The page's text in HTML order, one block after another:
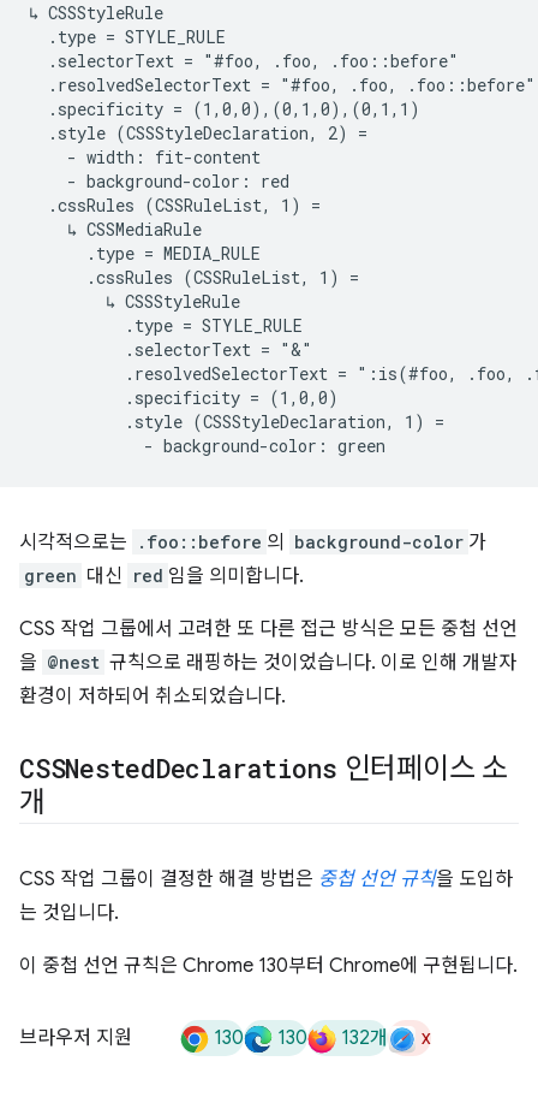
↳ CSSStyleRule
  .type = STYLE_RULE
  .selectorText = "#foo, .foo, .foo::before"
  .resolvedSelectorText = "#foo, .foo, .foo::before"
  .specificity = (1,0,0),(0,1,0),(0,1,1)
  .style (CSSStyleDeclaration, 2) =
    - width: fit-content
    - background-color: red
  .cssRules (CSSRuleList, 1) =
    ↳ CSSMediaRule
      .type = MEDIA_RULE
      .cssRules (CSSRuleList, 1) =
        ↳ CSSStyleRule
          .type = STYLE_RULE
          .selectorText = "&"
.resolvedSelectorText = ":is(#foo, .foo,
          .specificity = (1,0,0)
          .style (CSSStyleDeclaration, 1) =
시각적으로는 .foo::before 의 background-color 가
green 대신 red 임을 의미합니다.
CSS 작업 그룹에서 고려한 또 다른 접근 방식은 모든 중첩 선언
을 @nest 규칙으로 래핑하는 것이었습니다. 이로 인해 개발자
환경이 저하되어 취소되었습니다.
CSSNestedDeclarations 인터페이스 소
개
CSS 작업 그룹이 결정한 해결 방법은 중첩 선언 규칙을 도입하
는 것입니다.
이 중첩 선언 규칙은 Chrome 130부터 Chrome에 구현됩니다.
브라우저 지원 130 130 132개 x